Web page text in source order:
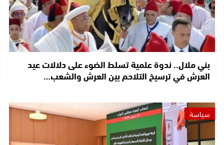
بني ملال.. ندوة علمية تسلط الضوء على دلالات عيد
العرش في ترسيخ التلاحم بين العرش والشعب…
سياسة